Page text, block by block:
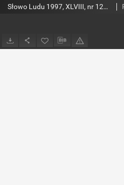
Słowo Ludu 1997, XLVIII, nr 125 (radomskie)